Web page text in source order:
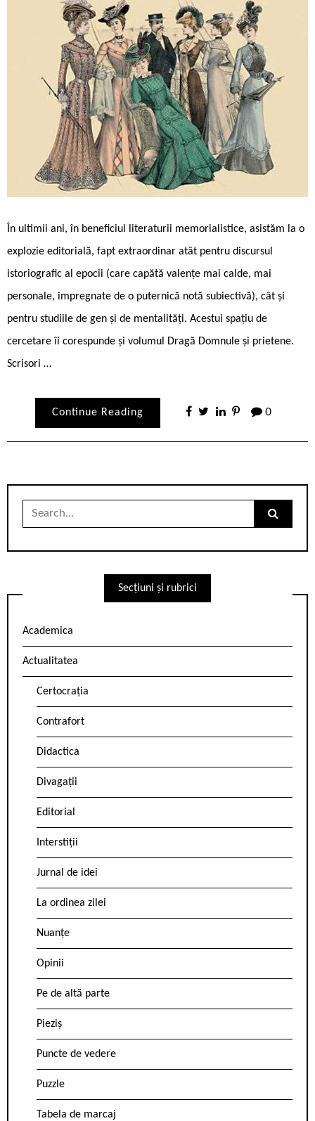
În ultimii ani, în beneficiul literaturii memorialistice, asistăm la o
explozie editorială, fapt extraordinar atât pentru discursul
istoriografic al epocii (care capătă valențe mai calde, mai
personale, impregnate de o puternică notă subiectivă), cât și
pentru studiile de gen și de mentalități. Acestui spațiu de
cercetare îi corespunde și volumul Dragă Domnule și prietene.
Scrisori …
Continue Reading 0
Search
Secțiuni și rubrici
Academica
Actualitatea
Certocrația
Contrafort
Didactica
Divagații
Editorial
Interstiții
Jurnal de idei
La ordinea zilei
Nuanțe
Opinii
Pe de altă parte
Pieziș
Puncte de vedere
Puzzle
Tabela de marcaj